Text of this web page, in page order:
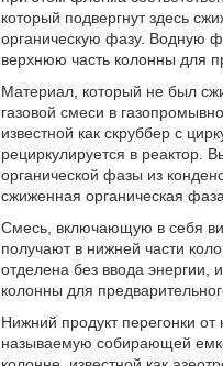
который подвергнут здесь
органическую фазу. Водную
верхнюю часть колонны для
Материал, который не был
газовой смеси в
известной как скруббер с
рециркулируется в реактор.
органической фазы из
сжиженная органическая
Смесь, включающую в себя
получают в нижней части
отделена без ввода энергии,
колонны для
Нижний продукт перегонки
называемую собирающей